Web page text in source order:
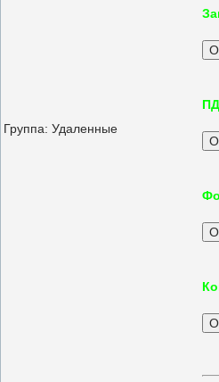
Группа: Удаленные